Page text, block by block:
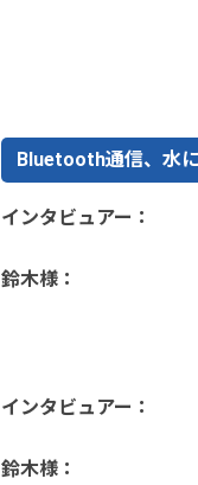
Bluetooth通信、水
インタビュアー
鈴木様
インタビュアー
鈴木様